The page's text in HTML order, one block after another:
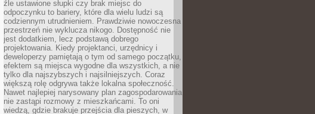
źle ustawione słupki czy brak miejsc do
odpoczynku to bariery, które dla wielu ludzi są
codziennym utrudnieniem. Prawdziwie nowoczesna
przestrzeń nie wyklucza nikogo. Dostępność nie
jest dodatkiem, lecz podstawą dobrego
projektowania. Kiedy projektanci, urzędnicy i
deweloperzy pamiętają o tym od samego początku,
efektem są miejsca wygodne dla wszystkich, a nie
tylko dla najszybszych i najsilniejszych. Coraz
większą rolę odgrywa także lokalna społeczność.
Nawet najlepiej narysowany plan zagospodarowania
nie zastąpi rozmowy z mieszkańcami. To oni
wiedzą, gdzie brakuje przejścia dla pieszych, w